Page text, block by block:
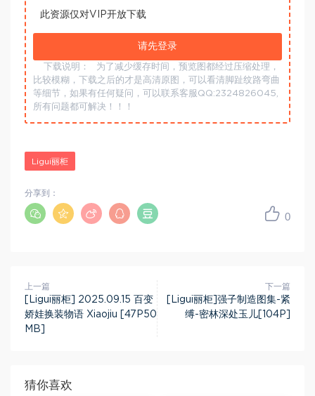
此资源仅对VIP开放下载
请先登录
下载说明：
为了减少缓存时间，预览图都经过压缩处理，
比较模糊，下载之后的才是高清原图，可以看清脚趾纹路弯曲
等细节，如果有任何疑问，可以联系客服QQ:2324826045,
所有问题都可解决！！！
Ligui丽柜
0
分享到：
上一篇
[Ligui丽柜] 2025.09.15 百变
娇娃换装物语 Xiaojiu [47P50
MB]
下一篇
[Ligui丽柜]强子制造图集-紧
缚-密林深处玉儿[104P]
猜你喜欢